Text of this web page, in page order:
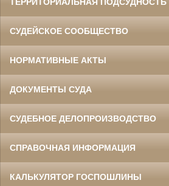
СУДЕЙСКОЕ СООБЩЕСТВО
НОРМАТИВНЫЕ АКТЫ
ДОКУМЕНТЫ СУДА
СУДЕБНОЕ ДЕЛОПРОИЗВОДСТВО
СПРАВОЧНАЯ ИНФОРМАЦИЯ
КАЛЬКУЛЯТОР ГОСПОШЛИНЫ